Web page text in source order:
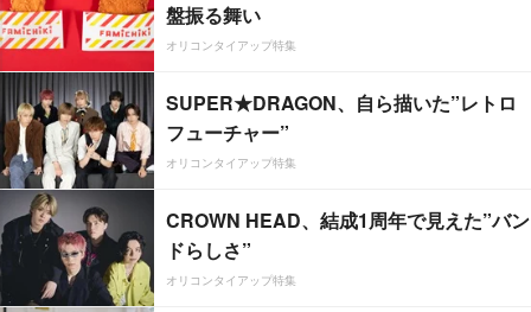
盤振る舞い
オリコンタイアップ特集
SUPER★DRAGON、自ら描いた”レトロ
フューチャー”
オリコンタイアップ特集
CROWN HEAD、結成1周年で見えた”バン
ドらしさ”
オリコンタイアップ特集